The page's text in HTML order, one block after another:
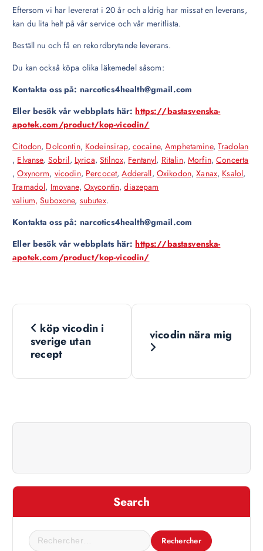
Eftersom vi har levererat i 20 år och aldrig har missat en leverans,
kan du lita helt på vår service och vår meritlista.
Beställ nu och få en rekordbrytande leverans.
Du kan också köpa olika läkemedel såsom:
Kontakta oss på: narcotics4health@gmail.com
Eller besök vår webbplats här:https://bastasvenska-
apotek.com/product/kop-vicodin/
Citodon, Dolcontin, Kodeinsirap, cocaine,Amphetamine, Tradolan
, Elvanse, Sobril, Lyrica,Stilnox, Fentanyl, Ritalin,Morfin,Concerta
,Oxynorm, vicodin, Percocet,Adderall, Oxikodon,Xanax, Ksalol,
Tramadol, Imovane, Oxycontin,diazepam
valium, Suboxone, subutex.
Kontakta oss på: narcotics4health@gmail.com
Eller besök vår webbplats här:https://bastasvenska-
apotek.com/product/kop-vicodin/
N
v
g
a
t
i
köp vicodin i
sverige utan
recept
vicodin nära mig
Search
R